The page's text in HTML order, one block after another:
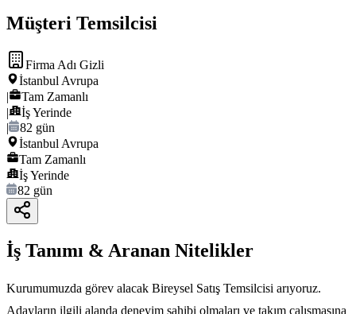
Müşteri Temsilcisi
Firma Adı Gizli
İstanbul Avrupa
|
Tam Zamanlı
|
İş Yerinde
|
82 gün
İstanbul Avrupa
Tam Zamanlı
İş Yerinde
82 gün
İş Tanımı & Aranan Nitelikler
Kurumumuzda görev alacak Bireysel Satış Temsilcisi arıyoruz.
Adayların ilgili alanda deneyim sahibi olmaları ve takım çalışmasına